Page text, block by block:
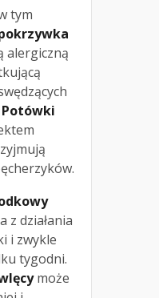
tym
alergiczną
Potówki
z działania
i zwykle
tygodni.
może